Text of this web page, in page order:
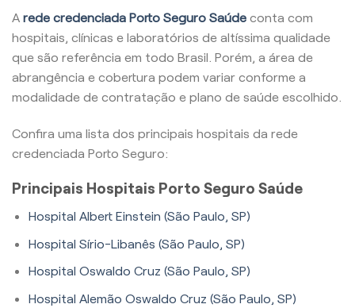
A rede credenciada Porto Seguro Saúde conta com
hospitais, clínicas e laboratórios de altíssima qualidade
que são referência em todo Brasil. Porém, a área de
abrangência e cobertura podem variar conforme a
modalidade de contratação e plano de saúde escolhido.
Confira uma lista dos principais hospitais da rede
credenciada Porto Seguro:
Principais Hospitais Porto Seguro Saúde
Hospital Albert Einstein (São Paulo, SP)
Hospital Sírio-Libanês (São Paulo, SP)
Hospital Oswaldo Cruz (São Paulo, SP)
Hospital Alemão Oswaldo Cruz (São Paulo, SP)